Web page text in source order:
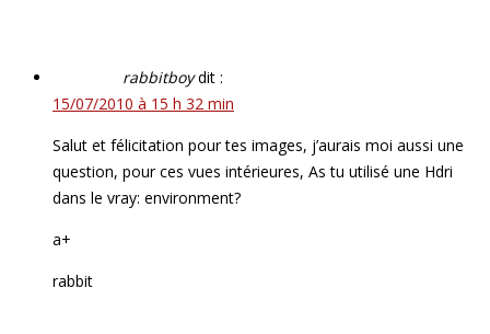
rabbitboy dit :
15/07/2010 à 15 h 32 min
Salut et félicitation pour tes images, j’aurais moi aussi une
question, pour ces vues intérieures, As tu utilisé une Hdri
dans le vray: environment?
a+
rabbit